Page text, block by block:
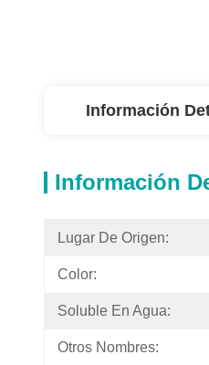
Información
Información
Lugar De Origen:
Color:
Soluble En Agua:
Otros Nombres: